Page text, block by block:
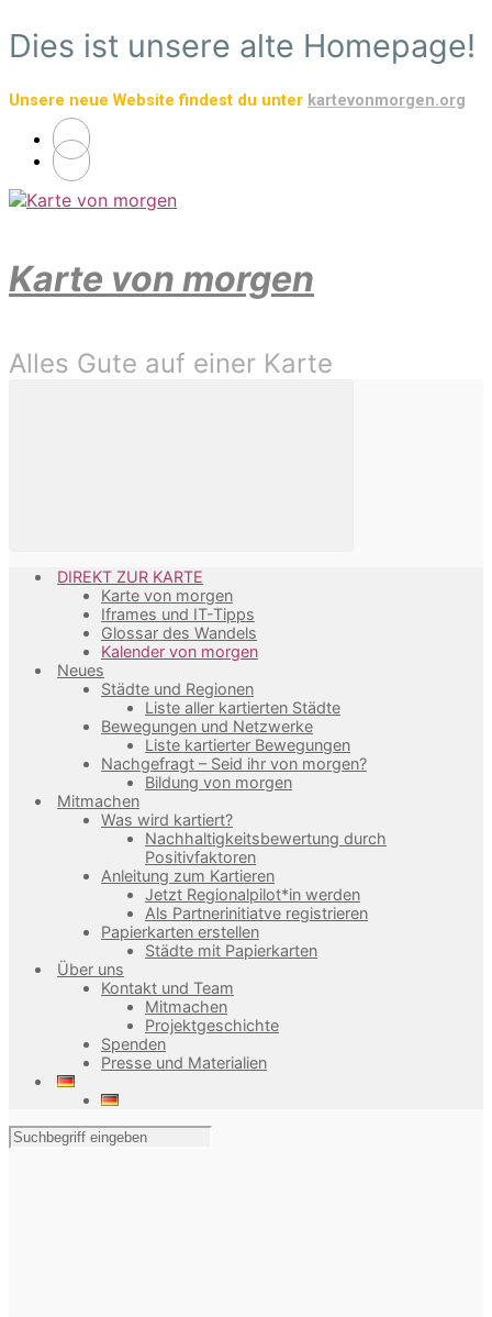
Zum
Hauptinhalt
Dies ist unsere alte Homepage!
Unsere neue Website findest du unter kartevonmorgen.org
Karte von morgen
Alles Gute auf einer Karte
DIREKT ZUR KARTE
Karte von morgen
Iframes und IT-Tipps
Glossar des Wandels
Kalender von morgen
Neues
Städte und Regionen
Liste aller kartierten Städte
Bewegungen und Netzwerke
Liste kartierter Bewegungen
Nachgefragt – Seid ihr von morgen?
Bildung von morgen
Mitmachen
Was wird kartiert?
Nachhaltigkeitsbewertung durch
Positivfaktoren
Anleitung zum Kartieren
Jetzt Regionalpilot*in werden
Als Partnerinitiatve registrieren
Papierkarten erstellen
Städte mit Papierkarten
Über uns
Kontakt und Team
Mitmachen
Projektgeschichte
Spenden
Presse und Materialien